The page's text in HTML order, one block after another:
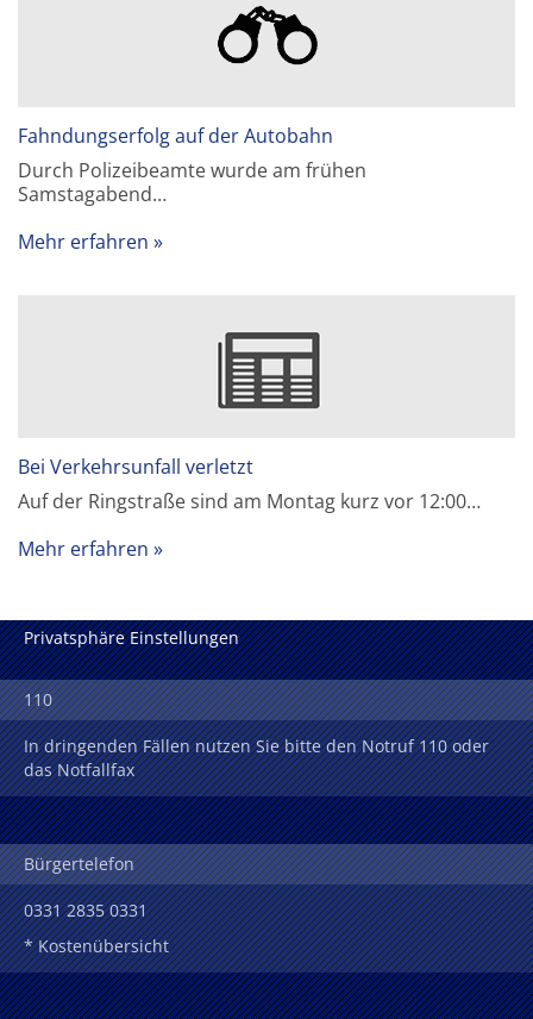
Fahndungserfolg auf der Autobahn
Durch Polizeibeamte wurde am frühen
Samstagabend…
Mehr erfahren
Bei Verkehrsunfall verletzt
Auf der Ringstraße sind am Montag kurz vor 12:00…
Mehr erfahren
Privatsphäre Einstellungen
110
In dringenden Fällen nutzen Sie bitte den Notruf 110 oder
das Notfallfax
Bürgertelefon
0331 2835 0331
* Kostenübersicht